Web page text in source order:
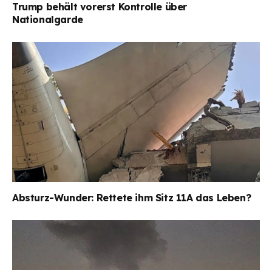
Trump behält vorerst Kontrolle über
Nationalgarde
Absturz-Wunder: Rettete ihm Sitz 11A das Leben?